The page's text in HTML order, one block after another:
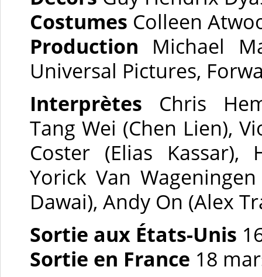
Costumes Colleen
Production Michael
Universal Pictures,
Interprètes Chris
Tang Wei (Chen Lien),
Coster (Elias Kassar),
Yorick Van
Dawai), Andy On (Alex
Sortie aux États-Unis
Sortie en France 18